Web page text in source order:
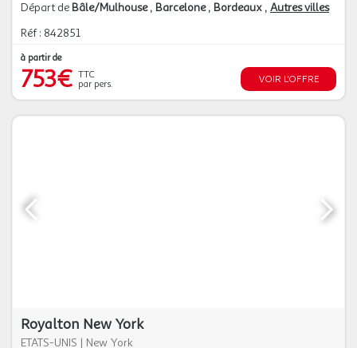
Départ de Bâle/Mulhouse Barcelone Bordeaux Autres villes
Réf : 842851
à partir de
753€ TTC
par pers.
VOIR L'OFFRE
Royalton New York
ETATS-UNIS | New York